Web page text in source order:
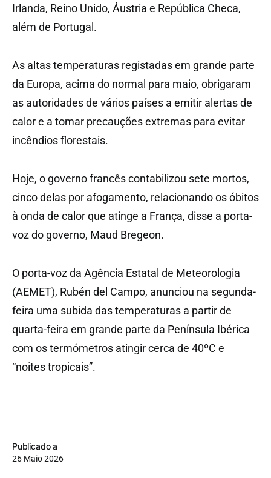
Publicado a
26 Maio 2026
Irlanda, Reino Unido, Áustria e República Checa,
além de Portugal.
As altas temperaturas registadas em grande parte
da Europa, acima do normal para maio, obrigaram
as autoridades de vários países a emitir alertas de
calor e a tomar precauções extremas para evitar
incêndios florestais.
Hoje, o governo francês contabilizou sete mortos,
cinco delas por afogamento, relacionando os óbitos
à onda de calor que atinge a França, disse a porta-
voz do governo, Maud Bregeon.
O porta-voz da Agência Estatal de Meteorologia
(AEMET), Rubén del Campo, anunciou na segunda-
feira uma subida das temperaturas a partir de
quarta-feira em grande parte da Península Ibérica
com os termómetros atingir cerca de 40ºC e
“noites tropicais”.